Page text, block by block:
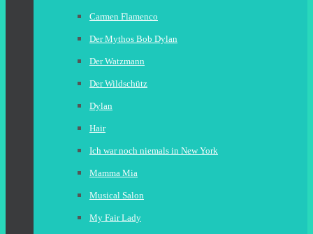
Carmen Flamenco
Der Mythos Bob Dylan
Der Watzmann
Der Wildschütz
Dylan
Hair
Ich war noch niemals in New York
Mamma Mia
Musical Salon
My Fair Lady